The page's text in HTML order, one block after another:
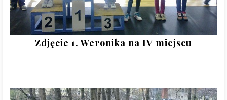
Zdjęcie 1. Weronika na IV miejscu